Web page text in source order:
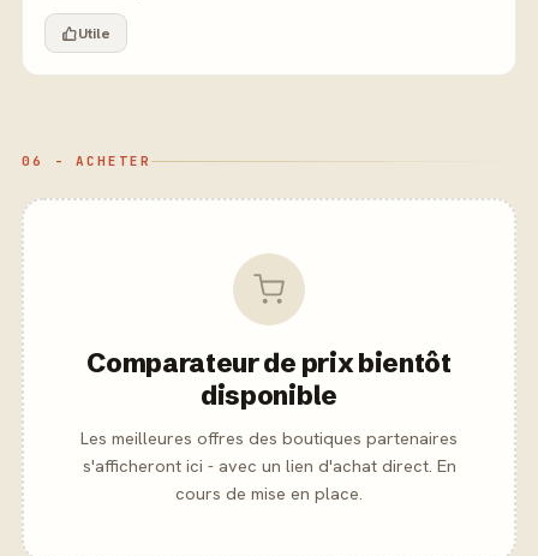
Utile
06 - ACHETER
Comparateur de prix bientôt
disponible
Les meilleures offres des boutiques partenaires
s'afficheront ici - avec un lien d'achat direct. En
cours de mise en place.